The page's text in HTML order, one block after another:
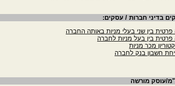
בדיני חברות / עסקים:
בין שני בעלי מניות באותה החברה
בין בעל מניות לחברה
מכר מניות
חשבון בנק לחברה
עוסק מורשה